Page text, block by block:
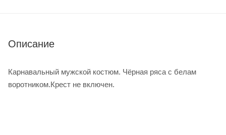
Описание
Карнавальный мужской костюм. Чёрная ряса с белам
воротником.Крест не включен.